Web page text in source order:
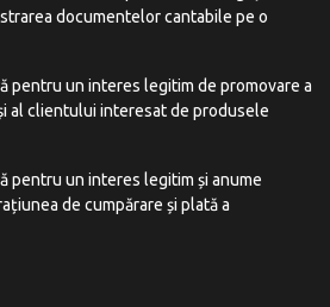
documentelor cantabile pe o
pentru un interes legitim de promovare a
al clientului interesat de produsele
pentru un interes legitim și anume
de cumpărare și plată a